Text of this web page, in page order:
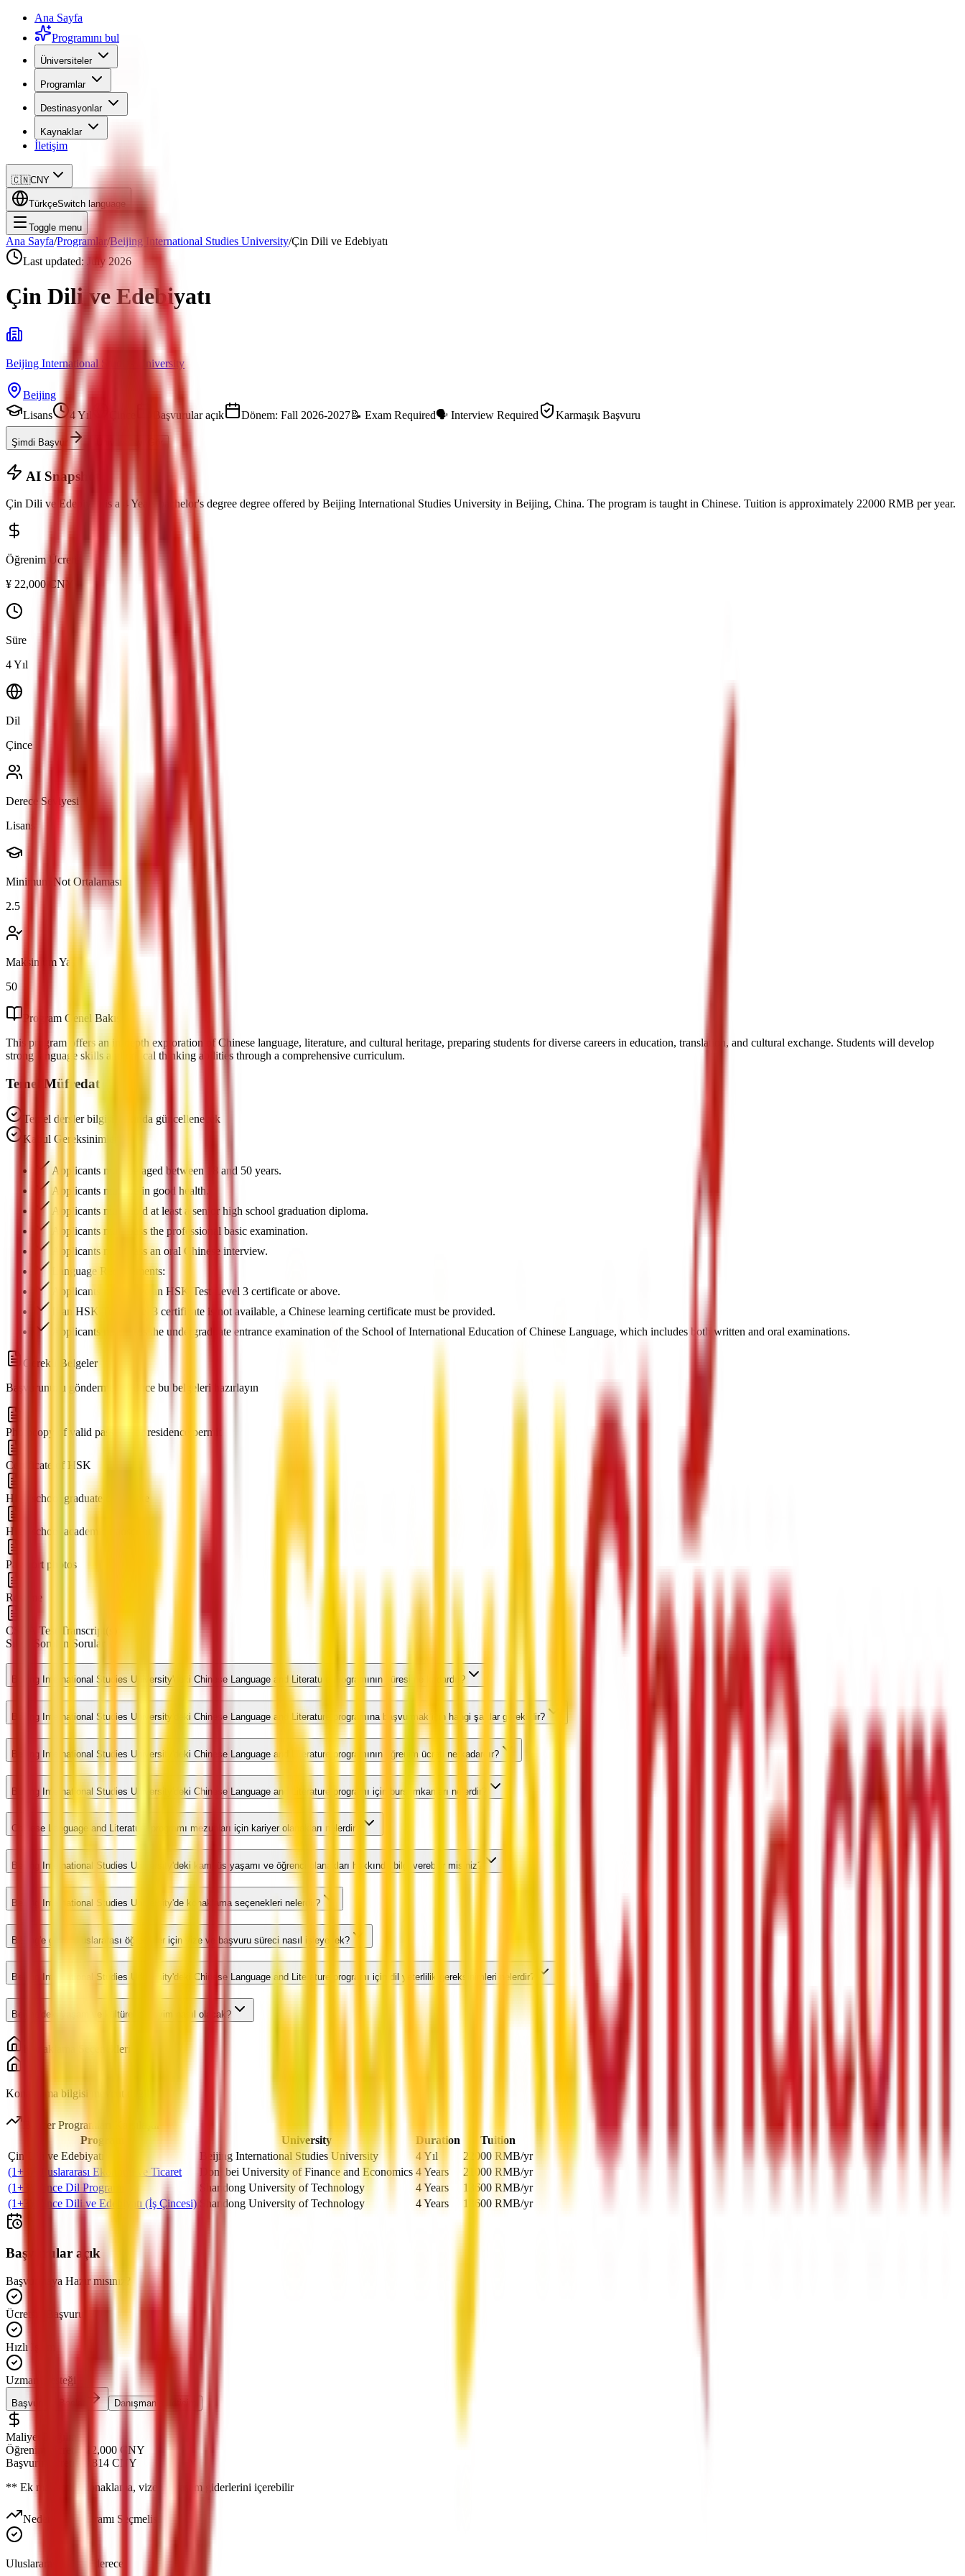
Ana Sayfa
Programını bul
Üniversiteler
Programlar
Destinasyonlar
Kaynaklar
İletişim
🇨🇳CNY
TürkçeSwitch language
Toggle menu
Ana Sayfa/Programlar/Beijing International Studies University/Çin Dili ve Edebiyatı
Last updated: July 2026
Çin Dili ve Edebiyatı
Beijing International Studies University
Beijing
Lisans
4 Yıl Başvurular açık Dönem: Fall 2026-2027📝 Exam Required🗣️ Interview Required Karmaşık Başvuru
Şimdi Başvur
AI Snapshot
Çin Dili ve Edebiyatı is a 4 Years bachelor's degree degree offered by Beijing International Studies University in Beijing, China. The program is taught in Chinese. Tuition is approximately 22000 RMB per year.
Öğrenim Ücreti
¥ 22,000 CNY
Süre
4 Yıl
Dil
Çince
Derece Seviyesi
Lisans
Minimum Not Ortalaması
2.5
Maksimum Yaş
50
Program Genel Bakış
This program offers an in-depth exploration of Chinese language, literature, and cultural heritage, preparing students for diverse careers in education, translation, and cultural exchange. Students will develop
strong language skills and critical thinking abilities through a comprehensive curriculum.
Temel Müfredat
Temel dersler bilgisi yakında güncellenecek
Kabul Gereksinimleri
Applicants must be aged between 18 and 50 years.
Applicants must be in good health.
Applicants must hold at least a senior high school graduation diploma.
Applicants must pass the professional basic examination.
Applicants must pass an oral Chinese interview.
Language Requirements:
Applicants must have an HSK Test Level 3 certificate or above.
If an HSK Test Level 3 certificate is not available, a Chinese learning certificate must be provided.
Applicants must pass the undergraduate entrance examination of the School of International Education of Chinese Language, which includes both written and oral examinations.
Gerekli Belgeler
Başvurunuzu göndermeden önce bu belgeleri hazırlayın
Photocopy of valid passport or residence permit
Certificate of HSK
High school graduate certificate
High school academic transcript
Passport photos
Resume
CSCA Test Transcript(s)
Sıkça Sorulan Sorular
Beijing International Studies University'deki Chinese Language and Literature programının süresi ne kadardır?
Beijing International Studies University'deki Chinese Language and Literature programına başvurmak için hangi şartlar gereklidir?
Beijing International Studies University'deki Chinese Language and Literature programının öğrenim ücreti ne kadardır?
Beijing International Studies University'deki Chinese Language and Literature programı için burs imkanları nelerdir?
Chinese Language and Literature programı mezunları için kariyer olanakları nelerdir?
Beijing International Studies University'deki kampüs yaşamı ve öğrenci olanakları hakkında bilgi verebilir misiniz?
Beijing International Studies University'de konaklama seçenekleri nelerdir?
Beijing'e gelen uluslararası öğrenciler için vize ve başvuru süreci nasıl işleyecek?
Beijing International Studies University'deki Chinese Language and Literature programı için dil yeterlilik gereksinimleri nelerdir?
Beijing'deki yaşam ve kültürel deneyim nasıl olacak?
Konaklama Seçenekleri
Konaklama bilgisi mevcut değil
Benzer Programları Karşılaştır
Program
University Duration
Tuition
Çin Dili ve Edebiyatı
Beijing International Studies University 4 Yıl 22000 RMB/yr
(1+3) Uluslararası Ekonomi ve Ticaret
Dongbei University of Finance and Economics 4 Years 21000 RMB/yr
(1+3) Çince Dil Programı
Shandong University of Technology 4 Years 13600 RMB/yr
(1+3) Çince Dili ve Edebiyatı (İş Çincesi)
Shandong University of Technology 4 Years 13600 RMB/yr
Başvurular açık
Başvurmaya Hazır mısınız?
Ücretsiz Başvuru
Hızlı İşlem
Uzman Desteği
Başvuruyu Başlat Danışmanla İletişim
Maliyet Dağılımı
Öğrenim Ücreti
22,000 CNY
Başvuru Ücreti
5,814 CNY
** Ek maliyetler konaklama, vize ve yaşam giderlerini içerebilir
Neden Bu Programı Seçmelisiniz?
Uluslararası tanınır derece